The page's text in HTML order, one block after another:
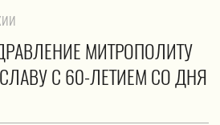
МИТРОПОЛИТУ
С 60-ЛЕТИЕМ СО ДНЯ